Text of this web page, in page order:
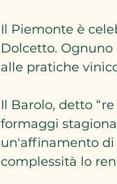
Il Piemonte è
Dolcetto.
alle pratiche
Il Barolo, detto
formaggi
un'affinamento
complessità lo